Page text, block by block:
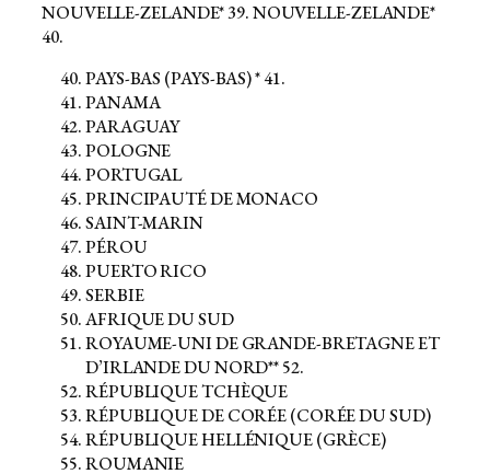
NOUVELLE-ZELANDE* 39. NOUVELLE-ZELANDE*
40.
PAYS-BAS (PAYS-BAS) * 41.
PANAMA
PARAGUAY
POLOGNE
PORTUGAL
PRINCIPAUTÉ DE MONACO
SAINT-MARIN
PÉROU
PUERTO RICO
SERBIE
AFRIQUE DU SUD
ROYAUME-UNI DE GRANDE-BRETAGNE ET
D’IRLANDE DU NORD** 52.
RÉPUBLIQUE TCHÈQUE
RÉPUBLIQUE DE CORÉE (CORÉE DU SUD)
RÉPUBLIQUE HELLÉNIQUE (GRÈCE)
ROUMANIE